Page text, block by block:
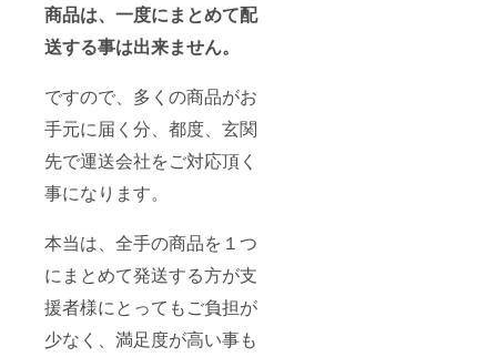
商品は、一度にまとめて配
送する事は出来ません。
ですので、多くの商品がお
手元に届く分、都度、玄関
先で運送会社をご対応頂く
事になります。
本当は、全手の商品を１つ
にまとめて発送する方が支
援者様にとってもご負担が
少なく、満足度が高い事も